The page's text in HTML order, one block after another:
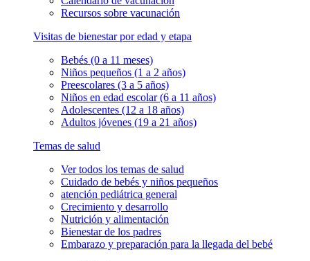
Recursos sobre vacunación
Visitas de bienestar por edad y etapa
Bebés (0 a 11 meses)
Niños pequeños (1 a 2 años)
Preescolares (3 a 5 años)
Niños en edad escolar (6 a 11 años)
Adolescentes (12 a 18 años)
Adultos jóvenes (19 a 21 años)
Temas de salud
Ver todos los temas de salud
Cuidado de bebés y niños pequeños
atención pediátrica general
Crecimiento y desarrollo
Nutrición y alimentación
Bienestar de los padres
Embarazo y preparación para la llegada del bebé